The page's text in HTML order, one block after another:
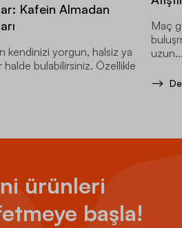
Kafein Almadan
kendinizi yorgun, halsiz ya
halde bulabilirsiniz. Özellikle
Maç
ürünleri
başla!